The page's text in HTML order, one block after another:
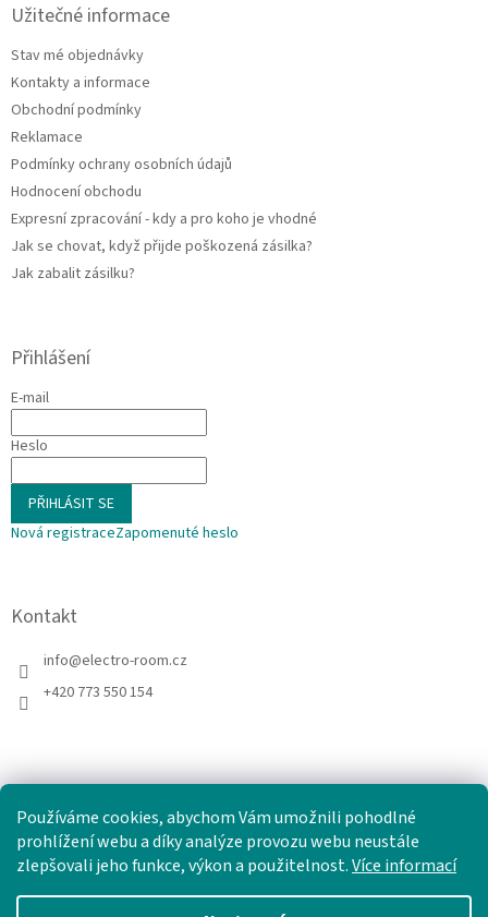
Používáme cookies, abychom Vám umožnili pohodlné
prohlížení webu a díky analýze provozu webu neustále
zlepšovali jeho funkce, výkon a použitelnost.Více informací
p
i
s
Užitečné informace
Stav mé objednávky
Kontakty a informace
Obchodní podmínky
Reklamace
Podmínky ochrany osobních údajů
Hodnocení obchodu
Expresní zpracování - kdy a pro koho je vhodné
Jak se chovat, když přijde poškozená zásilka?
Jak zabalit zásilku?
Přihlášení
E-mail
Heslo
PŘIHLÁSIT SE
Nová registraceZapomenuté heslo
Kontakt
info@electro-room.cz
+420 773 550 154